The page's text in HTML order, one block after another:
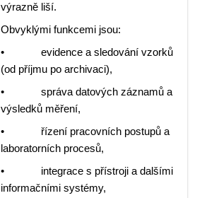
výrazně liší.
Obvyklými funkcemi jsou:
• evidence a sledování vzorků
(od příjmu po archivaci),
• správa datových záznamů a
výsledků měření,
• řízení pracovních postupů a
laboratorních procesů,
• integrace s přístroji a dalšími
informačními systémy,